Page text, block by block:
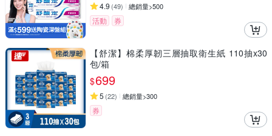
4.9 (49) 總銷量>500
活動 券
【舒潔】棉柔厚韌三層抽取衛生紙 110抽x30
包/箱
$699
5 (22) 總銷量>300
券